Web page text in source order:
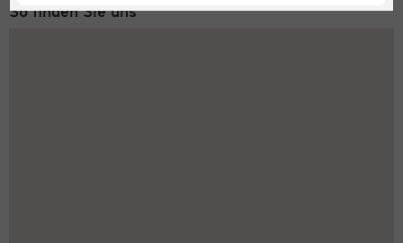
So finden Sie uns